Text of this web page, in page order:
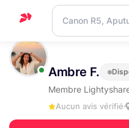
Accueil
Support
Nous
Ambre F.
Membre
Aucun avis vérifié